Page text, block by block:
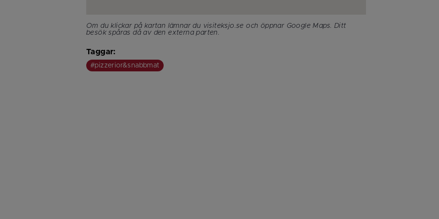
Om du klickar på kartan lämnar du visiteksjo.se och öppnar Google Maps. Ditt
besök spåras då av den externa parten.
Taggar:
#pizzerior&snabbmat